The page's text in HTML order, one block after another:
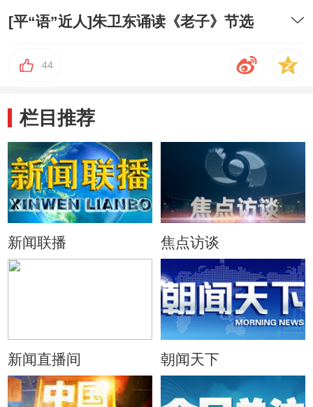
[平“语”近人]朱卫东诵读《老子》节选
44
栏目推荐
新闻联播 焦点访谈
新闻直播间 朝闻天下